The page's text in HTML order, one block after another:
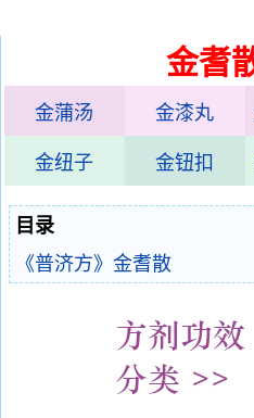
金耆
金蒲汤 金漆丸
金纽子 金钮扣
目录
《普济方》金耆散